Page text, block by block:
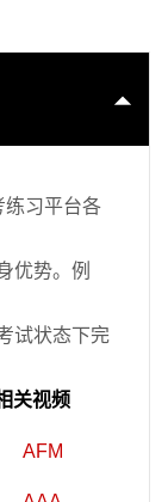
练习平台各
优势。例
试状态下完
关视频
AFM